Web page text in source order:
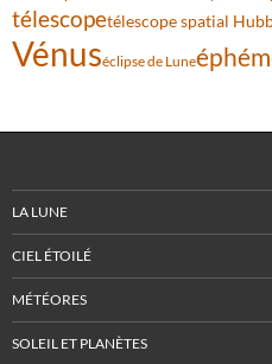
télescopetélescope spatial
Vénuséclipse de Lune
LA LUNE
CIEL ÉTOILÉ
MÉTÉORES
SOLEIL ET PLANÈTES